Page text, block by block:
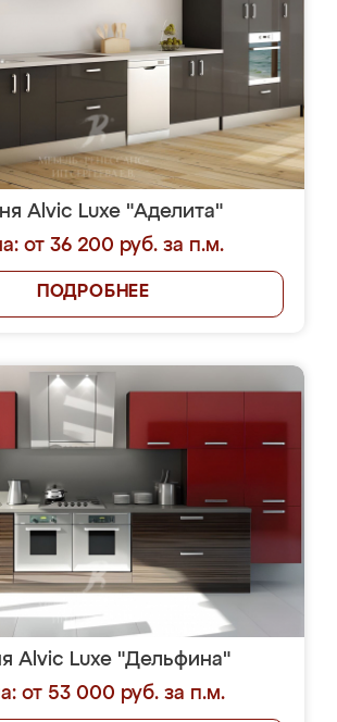
Alvic Luxe "Аделита"
от 36 200 руб. за п.м.
ПОДРОБНЕЕ
Alvic Luxe "Дельфина"
от 53 000 руб. за п.м.